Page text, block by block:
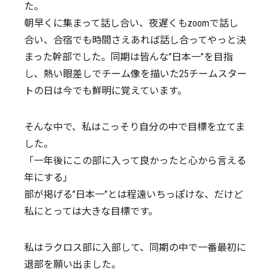
た。
朝早くに集まって話し合い、夜遅くもzoomで話し
合い、合宿でも時間さえあれば話し合ってやっと決
まった幹部でした。同期は皆んな”日本一”を目指
し、熱い眼差しでチーム像を描いた25チームスター
トの日は今でも鮮明に覚えています。
そんな中で、私はこっそり自分の中で目標を立てま
した。
「一年後にこの部に入って良かったと心から言える
年にする」
部が掲げる”日本一”とは程遠いちっぽけな、だけど
私にとっては大きな目標です。
私はラクロス部に入部して、同期の中で一番最初に
退部を願い出ました。